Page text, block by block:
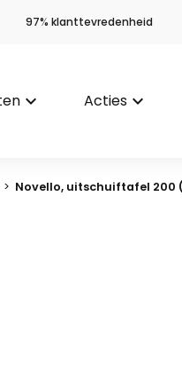
97% klanttevredenheid
keyboard_arrow_down Acties keyboard_arrow_down
> Novello, uitschuiftafel 200